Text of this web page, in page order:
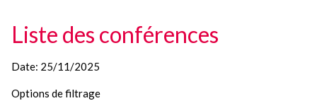
Liste des conférences
Date: 25/11/2025
Options de filtrage